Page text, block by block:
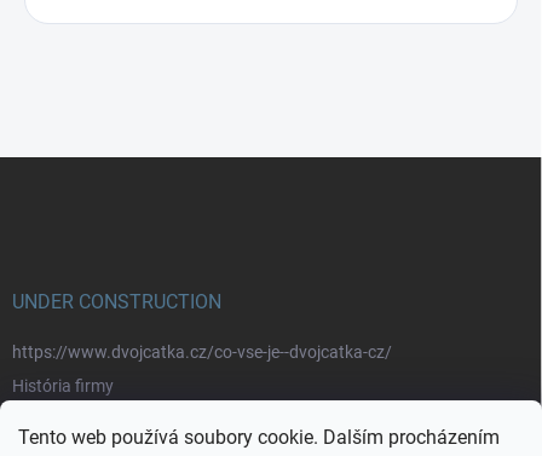
Tento web používá soubory cookie. Dalším procházením
UNDER CONSTRUCTION
https://www.dvojcatka.cz/co-vse-je--dvojcatka-cz/
História firmy